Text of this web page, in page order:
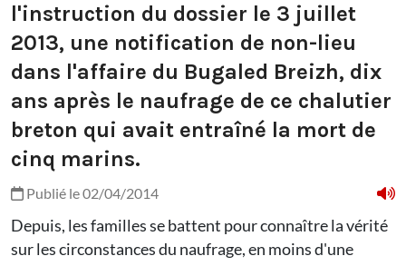
l'instruction du dossier le 3 juillet
2013, une notification de non-lieu
dans l'affaire du Bugaled Breizh, dix
ans après le naufrage de ce chalutier
breton qui avait entraîné la mort de
cinq marins.
Publié le 02/04/2014
Depuis, les familles se battent pour connaître la vérité
sur les circonstances du naufrage, en moins d'une